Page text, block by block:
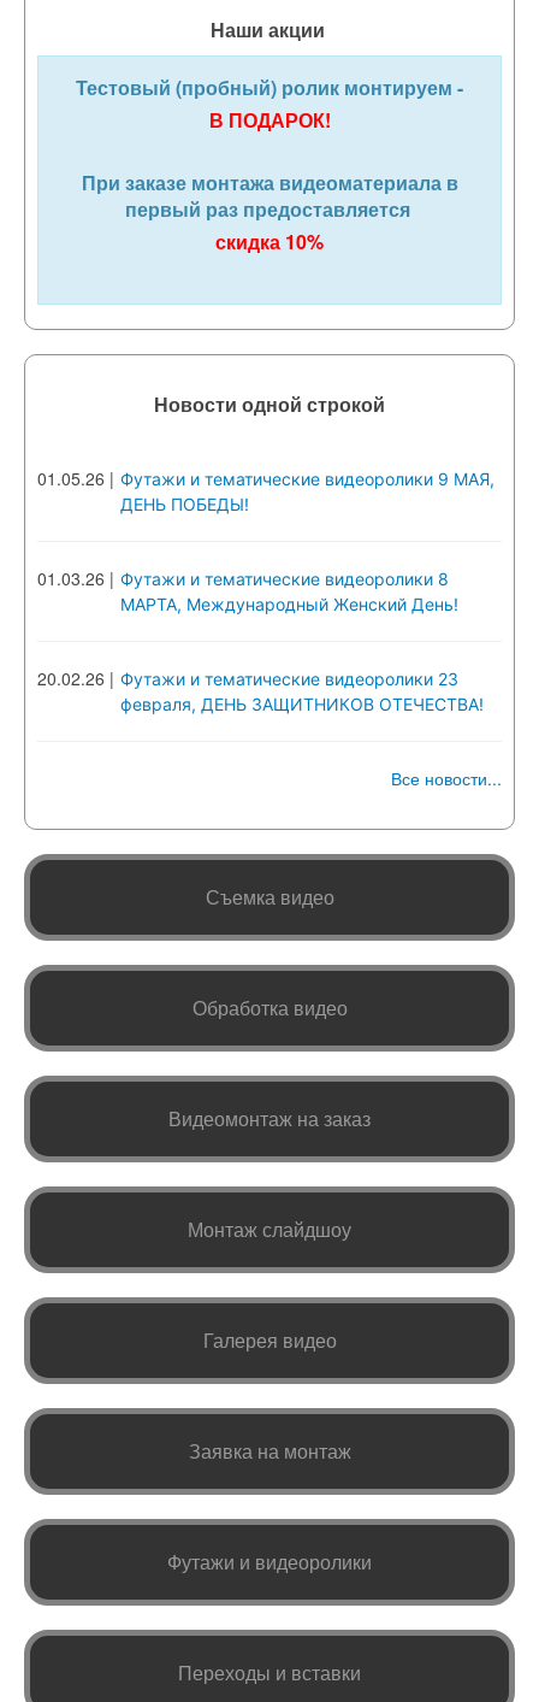
Наши акции
Тестовый (пробный) ролик монтируем -
В ПОДАРОК!
При заказе монтажа видеоматериала в
первый раз предоставляется
скидка 10%
Новости одной строкой
01.05.26 | Футажи и тематические видеоролики 9 МАЯ,
ДЕНЬ ПОБЕДЫ!
01.03.26 | Футажи и тематические видеоролики 8
МАРТА, Международный Женский День!
20.02.26 | Футажи и тематические видеоролики 23
февраля, ДЕНЬ ЗАЩИТНИКОВ ОТЕЧЕСТВА!
Все новости...
Съемка видео
Обработка видео
Видеомонтаж на заказ
Монтаж слайдшоу
Галерея видео
Заявка на монтаж
Футажи и видеоролики
Переходы и вставки